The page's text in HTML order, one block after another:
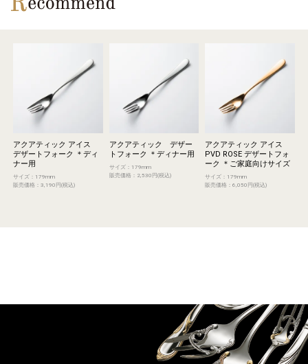
アクアティック アイス
デザートフォーク ＊ディ
ナー用
サイズ：179mm
販売価格：3,190円(税込)
アクアティック デザー
トフォーク ＊ディナー用
サイズ：179mm
販売価格：2,530円(税込)
アクアティック アイス
PVD ROSE デザートフォ
ーク ＊ご家庭向けサイズ
サイズ：179mm
販売価格：6,050円(税込)